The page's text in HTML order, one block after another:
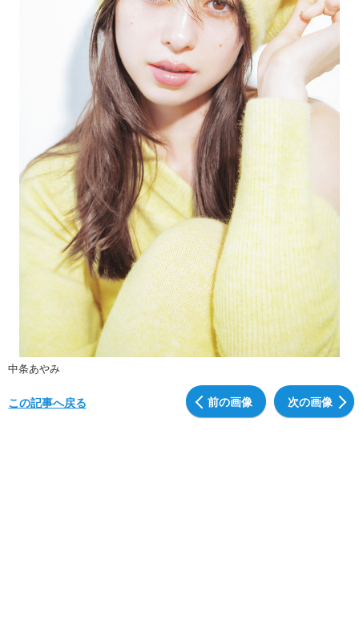
中条あやみ
前の画像 次の画像
この記事へ戻る